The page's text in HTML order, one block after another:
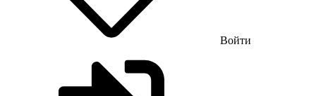
Войти